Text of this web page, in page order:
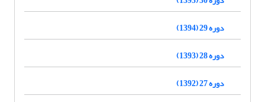
دوره 29 (1394)
دوره 28 (1393)
دوره 27 (1392)